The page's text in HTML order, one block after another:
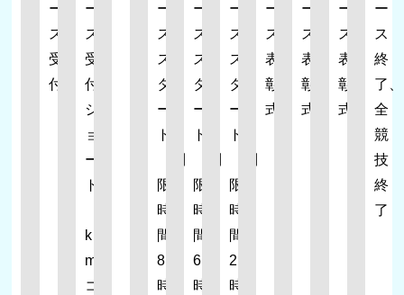
ー
ス
受
付
ー
ス
受
付、
シ
ョ
ー
ト
k
m）
コ
ー
ス
ス
タ
ー
ト
限
時
間
8
時
ー
ス
ス
タ
ー
ト
限
時
間
6
時
ー
ス
ス
タ
ー
ト
限
時
間
2
時
ー
ス
表
彰
式
ー
ス
表
彰
式
ー
ス
表
彰
式
ー
ス
終
了、
全
競
技
終
了